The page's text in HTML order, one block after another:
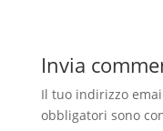
Invia
Il tuo indirizzo
obbligatori sono